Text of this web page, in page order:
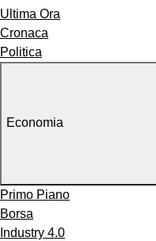
Ultima Ora
Cronaca
Politica
Economia
Primo Piano
Borsa
Industry 4.0